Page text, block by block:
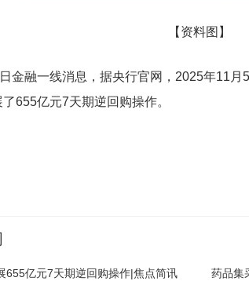
【资料图】
金融一线消息，据央行官网，2025年11
655亿元7天期逆回购操作。
655亿元7天期逆回购操作|焦点简讯 药品集